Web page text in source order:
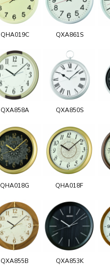
QHA019C QXA861S
QXA858A QXA850S
QHA018G QHA018F
QXA855B QXA853K